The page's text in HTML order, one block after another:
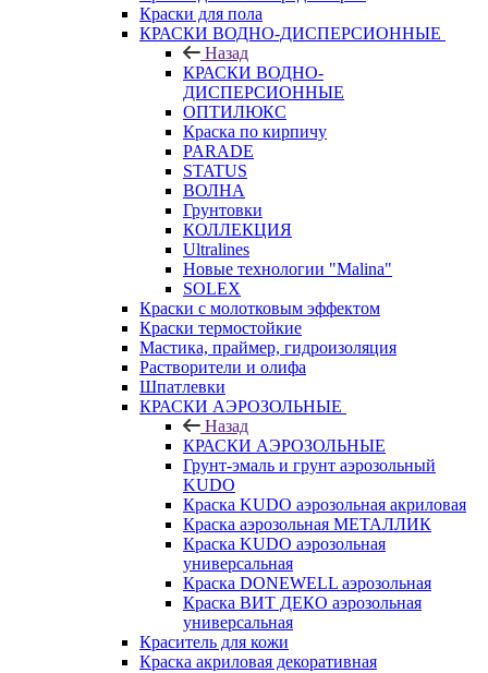
Краски для пола
КРАСКИ ВОДНО-ДИСПЕРСИОННЫЕ
Назад
КРАСКИ ВОДНО-
ДИСПЕРСИОННЫЕ
ОПТИЛЮКС
Краска по кирпичу
PARADE
STATUS
ВОЛНА
Грунтовки
КОЛЛЕКЦИЯ
Ultralines
Новые технологии "Malina"
SOLEX
Краски с молотковым эффектом
Краски термостойкие
Мастика, праймер, гидроизоляция
Растворители и олифа
Шпатлевки
КРАСКИ АЭРОЗОЛЬНЫЕ
Назад
КРАСКИ АЭРОЗОЛЬНЫЕ
Грунт-эмаль и грунт аэрозольный
KUDO
Краска KUDO аэрозольная акриловая
Краска аэрозольная МЕТАЛЛИК
Краска KUDO аэрозольная
универсальная
Краска DONEWELL аэрозольная
Краска ВИТ ДЕКО аэрозольная
универсальная
Краситель для кожи
Краска акриловая декоративная